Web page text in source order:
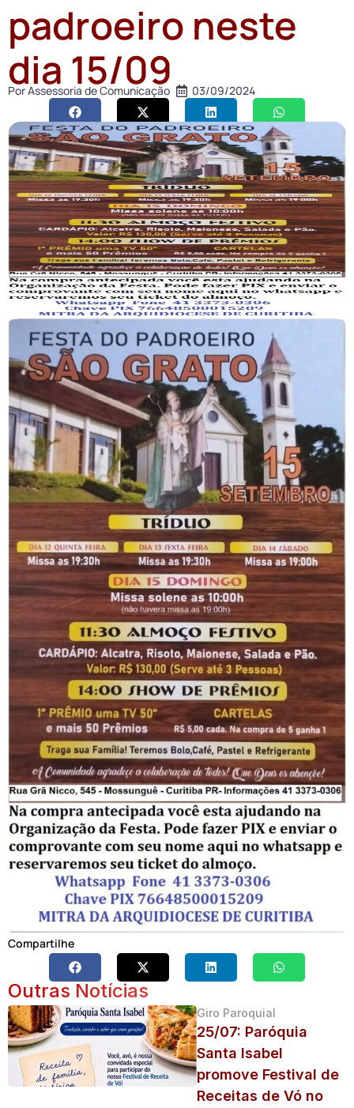
padroeiro neste
dia 15/09
PorAssessoria de Comunicação 03/09/2024
Compartilhe
Outras Notícias
Giro Paroquial
25/07: Paróquia
Santa Isabel
promove Festival de
Receitas de Vó no